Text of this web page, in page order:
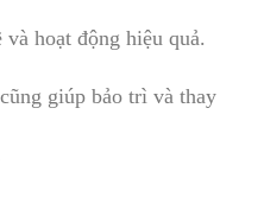
hoạt động hiệu quả.
giúp bảo trì và thay